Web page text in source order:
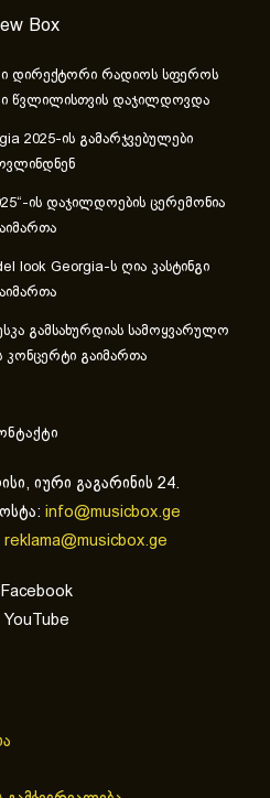
Box
დირექტორი რადიოს სფეროს
წვლილისთვის დაჯილდოვდა
2025-ის გამარჯვებულები
ის დაჯილდოების ცერემონია
look Georgia-ს ღია კასტინგი
გამსახურდიას სამოყვარულო
კონცერტი გაიმართა
იური გაგარინის 24.
info@musicbox.ge
reklama@musicbox.ge
Facebook
YouTube